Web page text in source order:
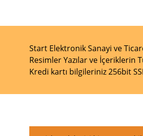
Start Elektronik Sanayi ve
Resimler Yazılar ve İçeriklerin
Kredi kartı bilgileriniz 256bit